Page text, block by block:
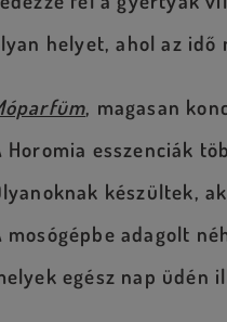
helyet, ahol az idő
, magasan
Horomia esszenciák
készültek,
mosógépbe adagolt
egész nap üdén